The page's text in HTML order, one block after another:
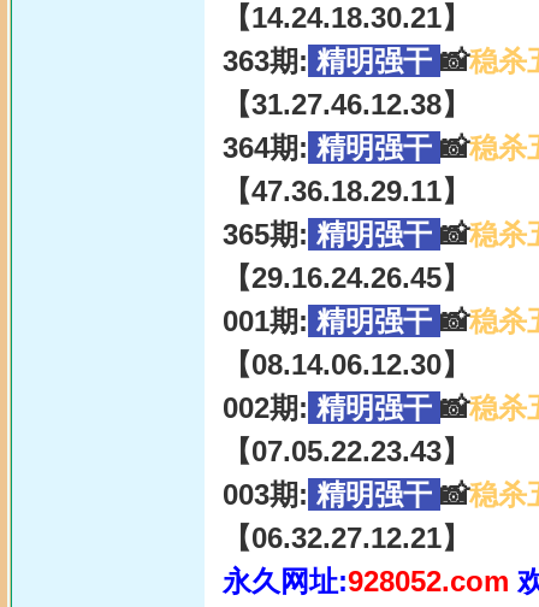
【14.24.18.30.21】
363期: 精明强干 📸稳杀
【31.27.46.12.38】
364期: 精明强干 📸稳杀
【47.36.18.29.11】
365期: 精明强干 📸稳杀
【29.16.24.26.45】
001期: 精明强干 📸稳杀
【08.14.06.12.30】
002期: 精明强干 📸稳杀
【07.05.22.23.43】
003期: 精明强干 📸稳杀
【06.32.27.12.21】
永久网址:928052.com